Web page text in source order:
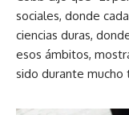
sociales, donde
ciencias duras,
esos ámbitos,
sido durante mucho